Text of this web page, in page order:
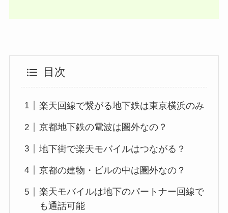
目次
楽天回線で繋がる地下鉄は東京横浜のみ
京都地下鉄の電波は圏外なの？
地下街で楽天モバイルはつながる？
京都の建物・ビルの中は圏外なの？
楽天モバイルは地下のパートナー回線で
も通話可能